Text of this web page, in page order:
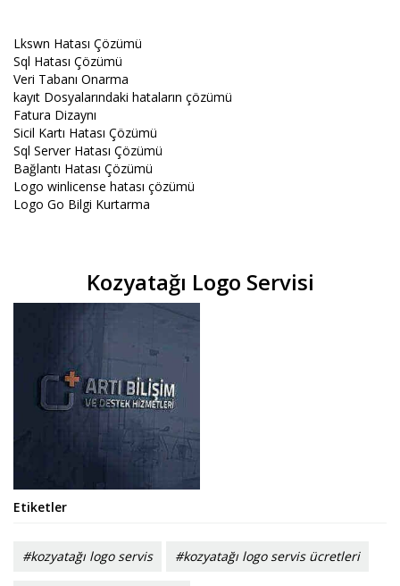
Lkswn Hatası Çözümü
Sql Hatası Çözümü
Veri Tabanı Onarma
kayıt Dosyalarındaki hataların çözümü
Fatura Dizaynı
Sicil Kartı Hatası Çözümü
Sql Server Hatası Çözümü
Bağlantı Hatası Çözümü
Logo winlicense hatası çözümü
Logo Go Bilgi Kurtarma
Kozyatağı Logo Servisi
Etiketler
#kozyatağı logo servis #kozyatağı logo servis ücretleri